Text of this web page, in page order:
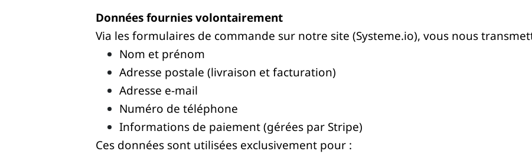
Données fournies volontairement
Via les formulaires de commande sur notre site (Systeme.io), vous nous
Nom et prénom
Adresse postale (livraison et facturation)
Adresse e-mail
Numéro de téléphone
Informations de paiement (gérées par Stripe)
Ces données sont utilisées exclusivement pour :